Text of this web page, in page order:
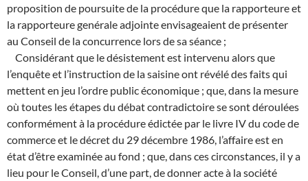
proposition de poursuite de la procédure que la rapporteure et
la rapporteure genérale adjointe envisageaient de présenter
au Conseil de la concurrence lors de sa séance ;
Considérant que le désistement est intervenu alors que
l’enquête et l’instruction de la saisine ont révélé des faits qui
mettent en jeu l’ordre public économique ; que, dans la mesure
où toutes les étapes du débat contradictoire se sont déroulées
conformément à la procédure édictée par le livre IV du code de
commerce et le décret du 29 décembre 1986, l’affaire est en
état d’être examinée au fond ; que, dans ces circonstances, il y a
lieu pour le Conseil, d’une part, de donner acte à la société